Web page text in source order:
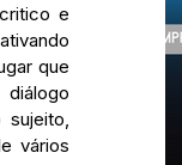
e
que
vários